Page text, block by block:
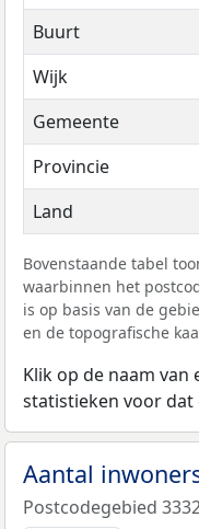
Buurt
Wijk
Gemeente
Provincie
Land
Bovenstaande tabel
waarbinnen het
is op basis van de
en de topografische
Klik op de naam
statistieken voor dat
Aantal
Postcodegebied